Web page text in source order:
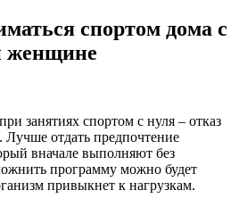
спортом дома с
женщине
занятиях спортом с нуля – отказ
отдать предпочтение
вначале выполняют без
программу можно будет
привыкнет к нагрузкам.